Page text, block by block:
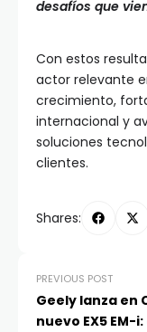
desafíos que
Con estos
actor relevante
crecimiento,
internacional y
soluciones
clientes.
Shares:
PREVIOUS POST
Geely lanza en
nuevo EX5 EM-i: